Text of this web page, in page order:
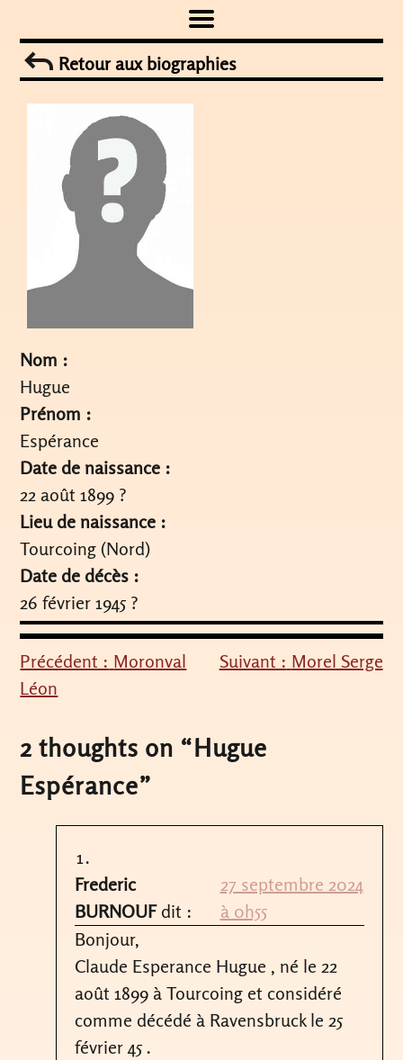
to
contentRetour aux biographies
Nom :
Hugue
Prénom :
Espérance
Date de naissance :
22 août 1899 ?
Lieu de naissance :
Tourcoing (Nord)
Date de décès :
26 février 1945 ?
Navigation
de
l’article
Précédent : Moronval
Léon
Suivant : Morel Serge
2 thoughts on “Hugue
Espérance”
Frederic
BURNOUF dit :
27 septembre 2024
à 0h55
Bonjour,
Claude Esperance Hugue , né le 22
août 1899 à Tourcoing et considéré
comme décédé à Ravensbruck le 25
février 45 .